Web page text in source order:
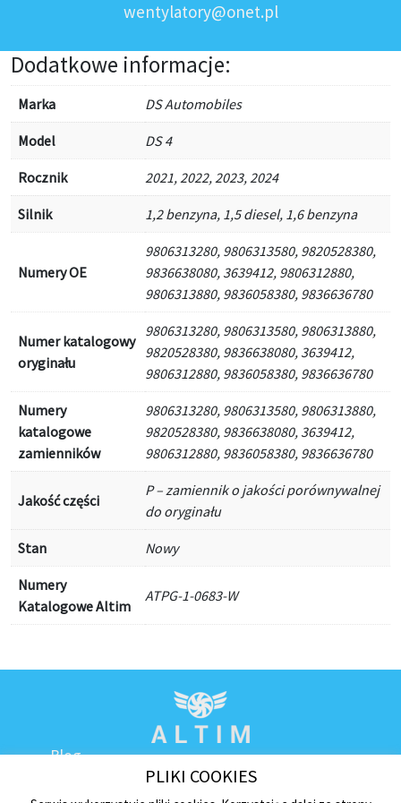
wentylatory@onet.pl
Dodatkowe informacje:
Marka DS Automobiles
Model DS 4
Rocznik 2021, 2022, 2023, 2024
Silnik 1,2 benzyna, 1,5 diesel, 1,6 benzyna
Numery OE
9806313280, 9806313580, 9820528380,
9836638080, 3639412, 9806312880,
9806313880, 9836058380, 9836636780
Numer katalogowy
oryginału
9806313280, 9806313580, 9806313880,
9820528380, 9836638080, 3639412,
9806312880, 9836058380, 9836636780
Numery
katalogowe
zamienników
9806313280, 9806313580, 9806313880,
9820528380, 9836638080, 3639412,
9806312880, 9836058380, 9836636780
Jakość części
P – zamiennik o jakości porównywalnej
do oryginału
Stan Nowy
Numery
Katalogowe Altim
ATPG-1-0683-W
Blog
PLIKI COOKIES